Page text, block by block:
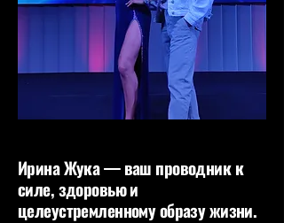
Ирина Жука — ваш проводник к
силе, здоровью и
целеустремленному образу жизни.